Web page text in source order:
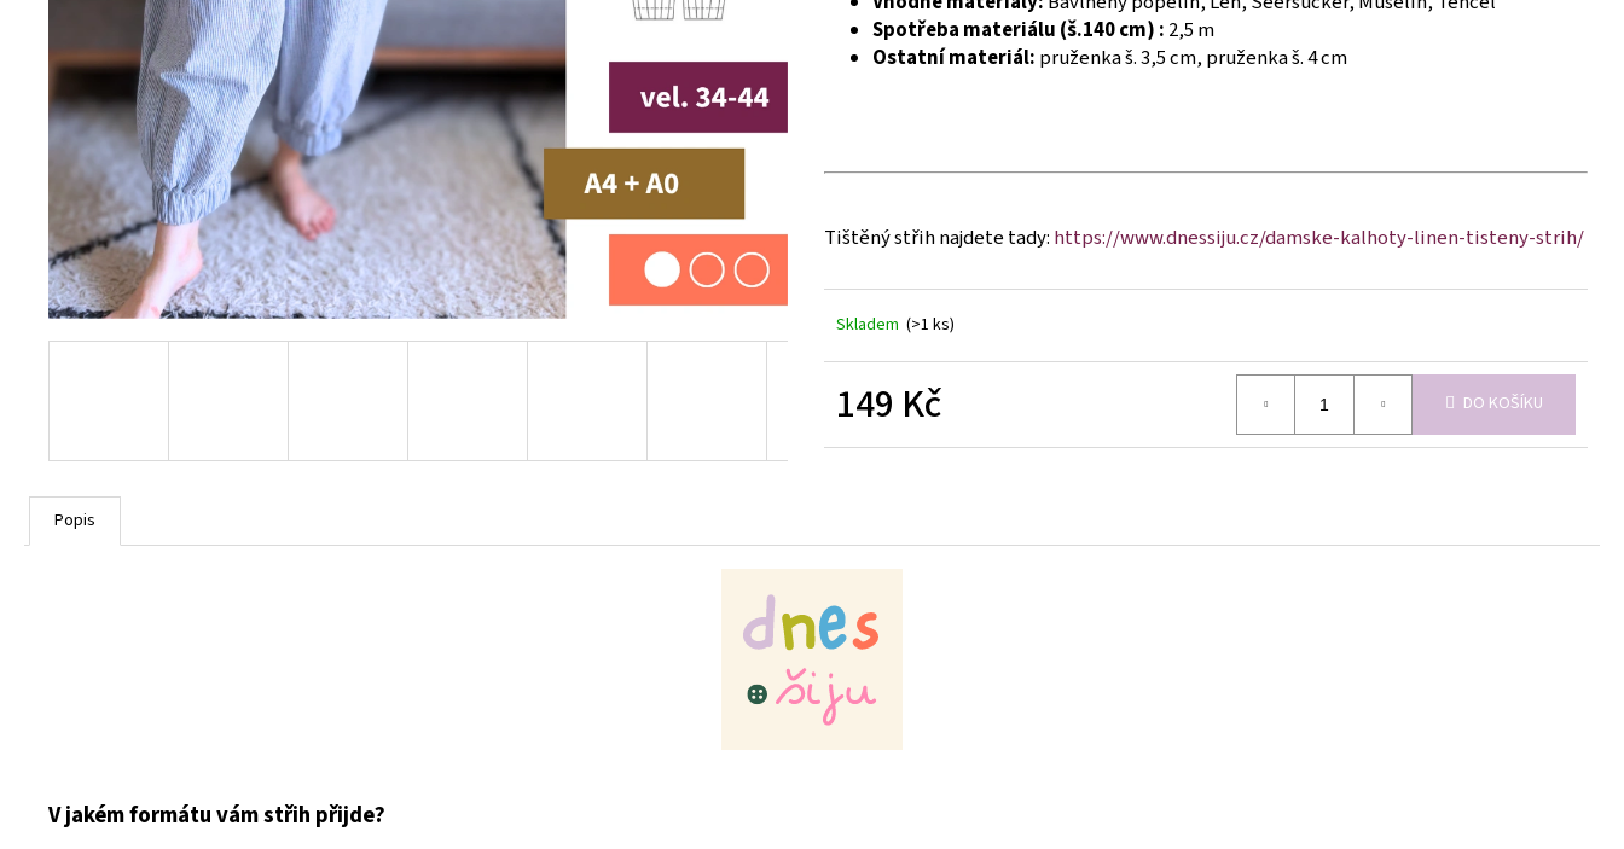
Spotřeba materiálu (š.140 cm) : 2,5 m
Ostatní materiál: pruženka š. 3,5 cm, pruženka š. 4 cm
Tištěný střih najdete tady: https://www.dnessiju.cz/damske-kalhoty-linen-tisteny-strih/
Skladem (>1 ks)
149 Kč
cena:
DO KOŠÍKU
Popis
V jakém formátu vám střih přijde?